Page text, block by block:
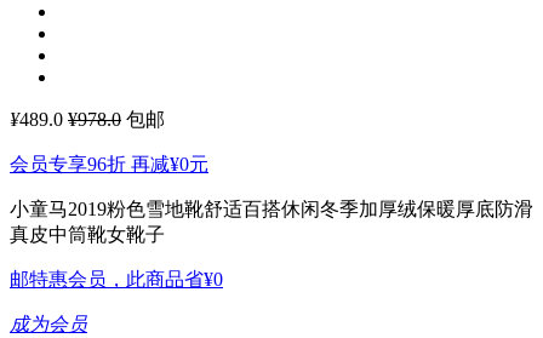
¥489.0 ¥978.0 包邮
会员专享96折 再减¥0元
小童马2019粉色雪地靴舒适百搭休闲冬季加厚绒保暖厚底防滑
真皮中筒靴女靴子
邮特惠会员，此商品省¥0
成为会员